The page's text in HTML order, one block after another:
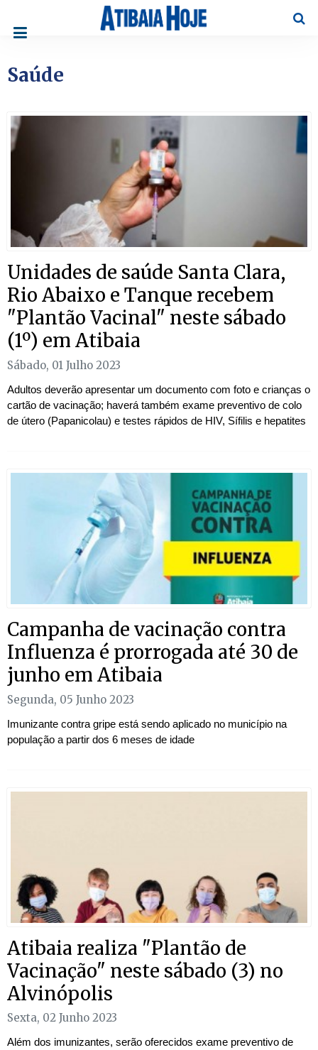
Saúde
Unidades de saúde Santa Clara,
Rio Abaixo e Tanque recebem
"Plantão Vacinal" neste sábado
(1º) em Atibaia
Sábado, 01 Julho 2023
Adultos deverão apresentar um documento com foto e crianças o
cartão de vacinação; haverá também exame preventivo de colo
de útero (Papanicolau) e testes rápidos de HIV, Sífilis e hepatites
Campanha de vacinação contra
Influenza é prorrogada até 30 de
junho em Atibaia
Segunda, 05 Junho 2023
Imunizante contra gripe está sendo aplicado no município na
população a partir dos 6 meses de idade
Atibaia realiza "Plantão de
Vacinação" neste sábado (3) no
Alvinópolis
Sexta, 02 Junho 2023
Além dos imunizantes, serão oferecidos exame preventivo de